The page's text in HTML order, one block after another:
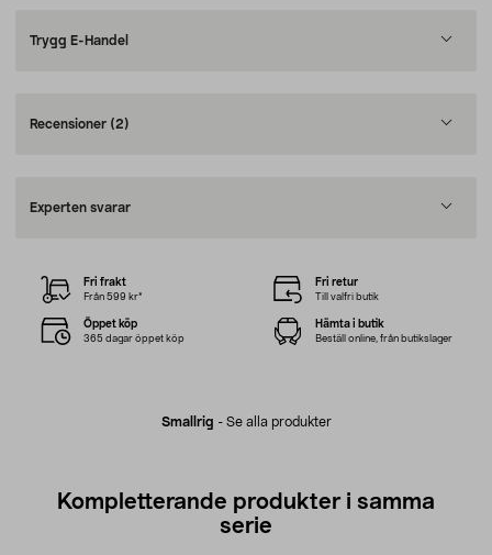
Trygg E-Handel
Recensioner (2)
Experten svarar
Smallrig - Se alla produkter
Fri frakt
Från 599 kr*
Fri retur
Till valfri butik
Öppet köp
365 dagar öppet köp
Hämta i butik
Beställ online, från butikslager
Kompletterande produkter i samma
serie